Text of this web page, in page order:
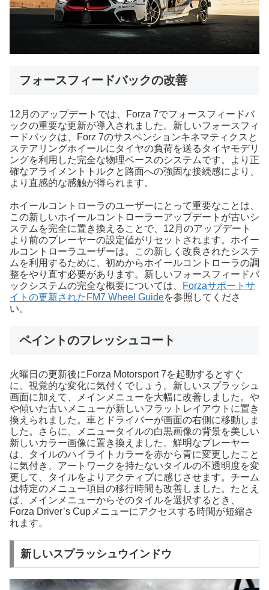
フォースフィードバックの改善
12月のアップデートでは、Forza 7でフォースフィードバ
ックの重要な更新が導入されました。新しいフォースフィ
ードバックは、Forz 7のサスペンションキネマティクスと
ステアリングホイールにタイヤの負荷を送るタイヤモデリ
ングを利用した完全な物理ベースのシステムです。より正
確なアライメントトルクと路面への強固な接続感により、
より直感的な感触が得られます。
ホイールコントローラのユーザーにとって重要なことは、
この新しいホイールコントローラーアップデートが古いシ
ステムを完全に置き換えることで、12月のアップデート
より前のプレーヤーの設定値がリセットされます。ホイー
ルコントローラユーザーは。この新しく改良されたシステ
ムを利用するために、初めからホイールコントローラの調
整をやり直す必要があります。新しいフォースフィードバ
ックシステムの完全な概要については、
Forzaサポートサ
イトの更新されたFM7 Wheel Guideを参照してくださ
い。
ペイントのフレッシュコート
火曜日の更新後にForza Motorsport 7を起動するとすぐ
に、視覚的な変化に気付くでしょう。新しいスプラッシュ
画面に加えて、メインメニューを大幅に改善しました。や
や傾いた古いメニューが新しいフラットレイアウトに置き
換えられました。車とドライバーが画面の右側に移動しま
した。さらに、メニュータイルの白黒画像の背景を美しい
新しいカラー画像に置き換えました。鮮明なプレーヤー
は、タイルのハイライトカラーを赤から青に変更したこと
に気付き、アートワークを持たないタイルの不透明度を変
更して、タイルをよりアクティブに感じさせます。チーム
は特定のメニュー項目の移行時間も改善しました。たとえ
ば、メインメニューからそのタイルを選択するとき、
Forza Driver’s Cupメニューにアクセスする時間が短縮さ
れます。
新しいスプラッシュウインドウ